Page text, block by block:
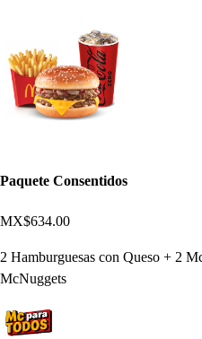
Paquete Consentidos
MX$634.00
2 Hamburguesas con Queso + 2
McNuggets